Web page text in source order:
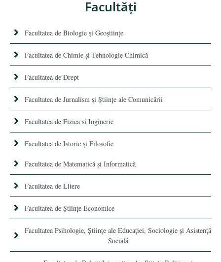
Facultăţi
Facultatea de Biologie și Geoștiințe
Facultatea de Chimie şi Tehnologie Chimică
Facultatea de Drept
Facultatea de Jurnalism şi Ştiinţe ale Comunicării
Facultatea de Fizica si Inginerie
Facultatea de Istorie şi Filosofie
Facultatea de Matematică şi Informatică
Facultatea de Litere
Facultatea de Științe Economice
Facultatea Psihologie, Ştiinţe ale Educaţiei, Sociologie și Asistență
Socială